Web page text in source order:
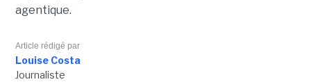
agentique.
Article rédigé par
Louise Costa
Journaliste